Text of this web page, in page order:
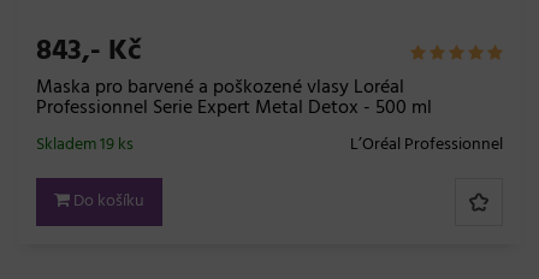
843,- Kč
Maska pro barvené a poškozené vlasy Loréal
Professionnel Serie Expert Metal Detox - 500 ml
L’Oréal Professionnel
Skladem 19 ks
Do košíku